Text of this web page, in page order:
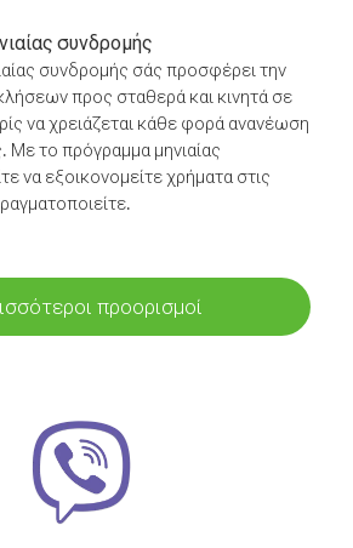
συνδρομής
συνδρομής σάς προσφέρει την
προς σταθερά και κινητά σε
να χρειάζεται κάθε φορά ανανέωση
Με το πρόγραμμα μηνιαίας
να εξοικονομείτε χρήματα στις
προορισμοί